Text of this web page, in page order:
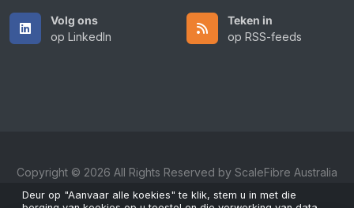
Volg ons
op LinkedIn
Teken in
op RSS-feeds
Copyright © 2026 All Rights Reserved by ScaleFibre Australia
Pty Ltd.
Deur op "Aanvaar alle koekies" te klik, stem u in met die